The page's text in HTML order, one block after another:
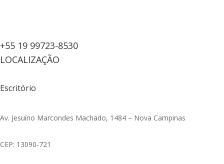
+55 19 99723-8530
LOCALIZAÇÃO
Escritório
Av. Jesuíno Marcondes Machado, 1484 – Nova Campinas
CEP: 13090-721